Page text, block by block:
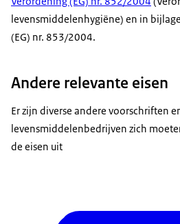
levensmiddelenhygiëne) en in
(EG) nr. 853/2004.
Andere relevante eisen
Er zijn diverse andere voorschriften
levensmiddelenbedrijven zich
de eisen uit